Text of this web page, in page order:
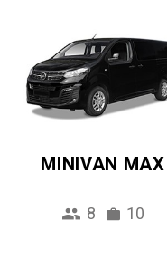
MINIVAN MAX
8 10